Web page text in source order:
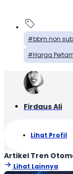
bbm non
Harga
Firdaus Ali
Lihat Profil
Artikel Tren
Lihat Lainnya